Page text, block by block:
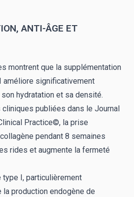
ANTI-ÂGE ET
montrent que la supplémentation
améliore significativement
hydratation et sa densité.
publiées dans le Journal
Practice©, la prise
pendant 8 semaines
rides et augmente la fermeté
type I, particulièrement
production endogène de